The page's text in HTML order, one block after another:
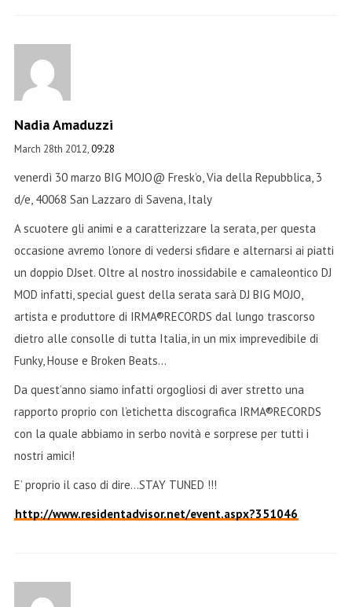
Nadia Amaduzzi
March 28th 2012,09:28
venerdì 30 marzo BIG MOJO@ Fresk’o, Via della Repubblica, 3
d/e, 40068 San Lazzaro di Savena, Italy
A scuotere gli animi e a caratterizzare la serata, per questa
occasione avremo l’onore di vedersi sfidare e alternarsi ai piatti
un doppio DJset. Oltre al nostro inossidabile e camaleontico DJ
MOD infatti, special guest della serata sarà DJ BIG MOJO,
artista e produttore di IRMA®RECORDS dal lungo trascorso
dietro alle consolle di tutta Italia, in un mix imprevedibile di
Funky, House e Broken Beats…
Da quest’anno siamo infatti orgogliosi di aver stretto una
rapporto proprio con l’etichetta discografica IRMA®RECORDS
con la quale abbiamo in serbo novità e sorprese per tutti i
nostri amici!
E’ proprio il caso di dire…STAY TUNED !!!
http://www.residentadvisor.net/event.aspx?351046